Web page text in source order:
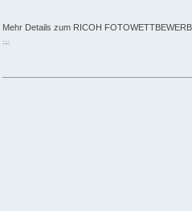
Mehr Details zum RICOH